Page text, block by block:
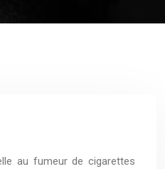
au fumeur de cigarettes